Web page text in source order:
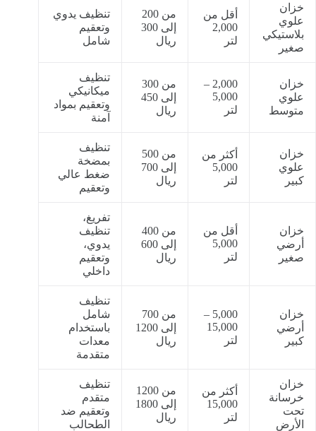
خزان
علوي
بلاستيكي
صغير
أقل من
2,000
لتر
من 200
إلى 300
ريال
تنظيف يدوي
وتعقيم
شامل
خزان
علوي
متوسط
2,000 –
5,000
لتر
من 300
إلى 450
ريال
تنظيف
ميكانيكي
وتعقيم بمواد
آمنة
خزان
علوي
كبير
أكثر من
5,000
لتر
من 500
إلى 700
ريال
تنظيف
بمضخة
ضغط عالي
وتعقيم
خزان
أرضي
صغير
أقل من
5,000
لتر
من 400
إلى 600
ريال
تفريغ،
تنظيف
يدوي،
وتعقيم
داخلي
خزان
أرضي
كبير
5,000 –
15,000
لتر
من 700
إلى 1200
ريال
تنظيف
شامل
باستخدام
معدات
متقدمة
خزان
خرسانة
تحت
الأرض
أكثر من
15,000
لتر
من 1200
إلى 1800
ريال
تنظيف
متقدم
وتعقيم ضد
الطحالب